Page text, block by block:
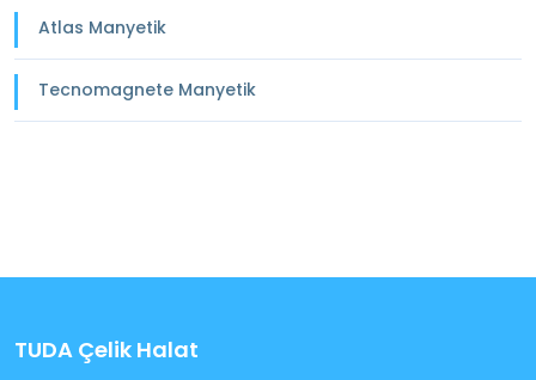
Atlas Manyetik
Tecnomagnete Manyetik
TUDA Çelik Halat